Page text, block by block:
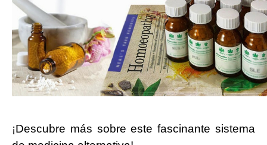
¡Descubre más sobre este fascinante sistema